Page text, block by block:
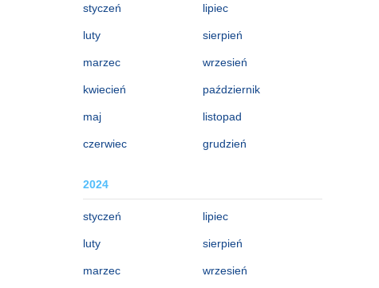
styczeń
luty
marzec
kwiecień
maj
czerwiec
lipiec
sierpień
wrzesień
październik
listopad
grudzień
2024
styczeń
luty
marzec
lipiec
sierpień
wrzesień